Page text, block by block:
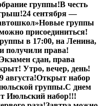
группы!В честь
24 сентября —
Новые группы
присоединиться!
в 17:00, на Ленина,
получили права!
Экзамен сдан, права
Утро, вечер, день!
августа!Открыт набор
группы.С днем
Июльский набор!!!